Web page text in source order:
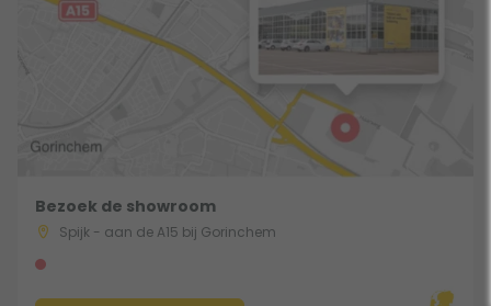
Bezoek de showroom
Spijk - aan de A15 bij Gorinchem